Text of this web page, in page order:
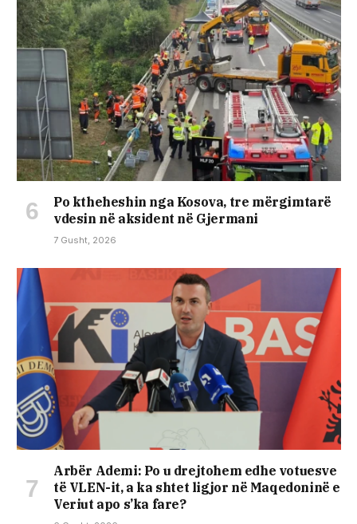
Po ktheheshin nga Kosova, tre mërgimtarë
vdesin në aksident në Gjermani
7 Gusht, 2026
Arbër Ademi: Po u drejtohem edhe votuesve
të VLEN-it, a ka shtet ligjor në Maqedoninë e
Veriut apo s’ka fare?